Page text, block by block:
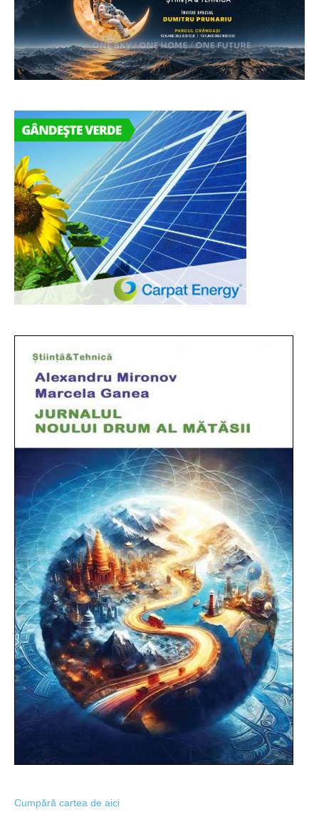
Cumpără cartea de aici